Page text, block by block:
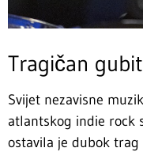
Tragičan
Svijet nezavisne
atlantskog indie rock
ostavila je dubok